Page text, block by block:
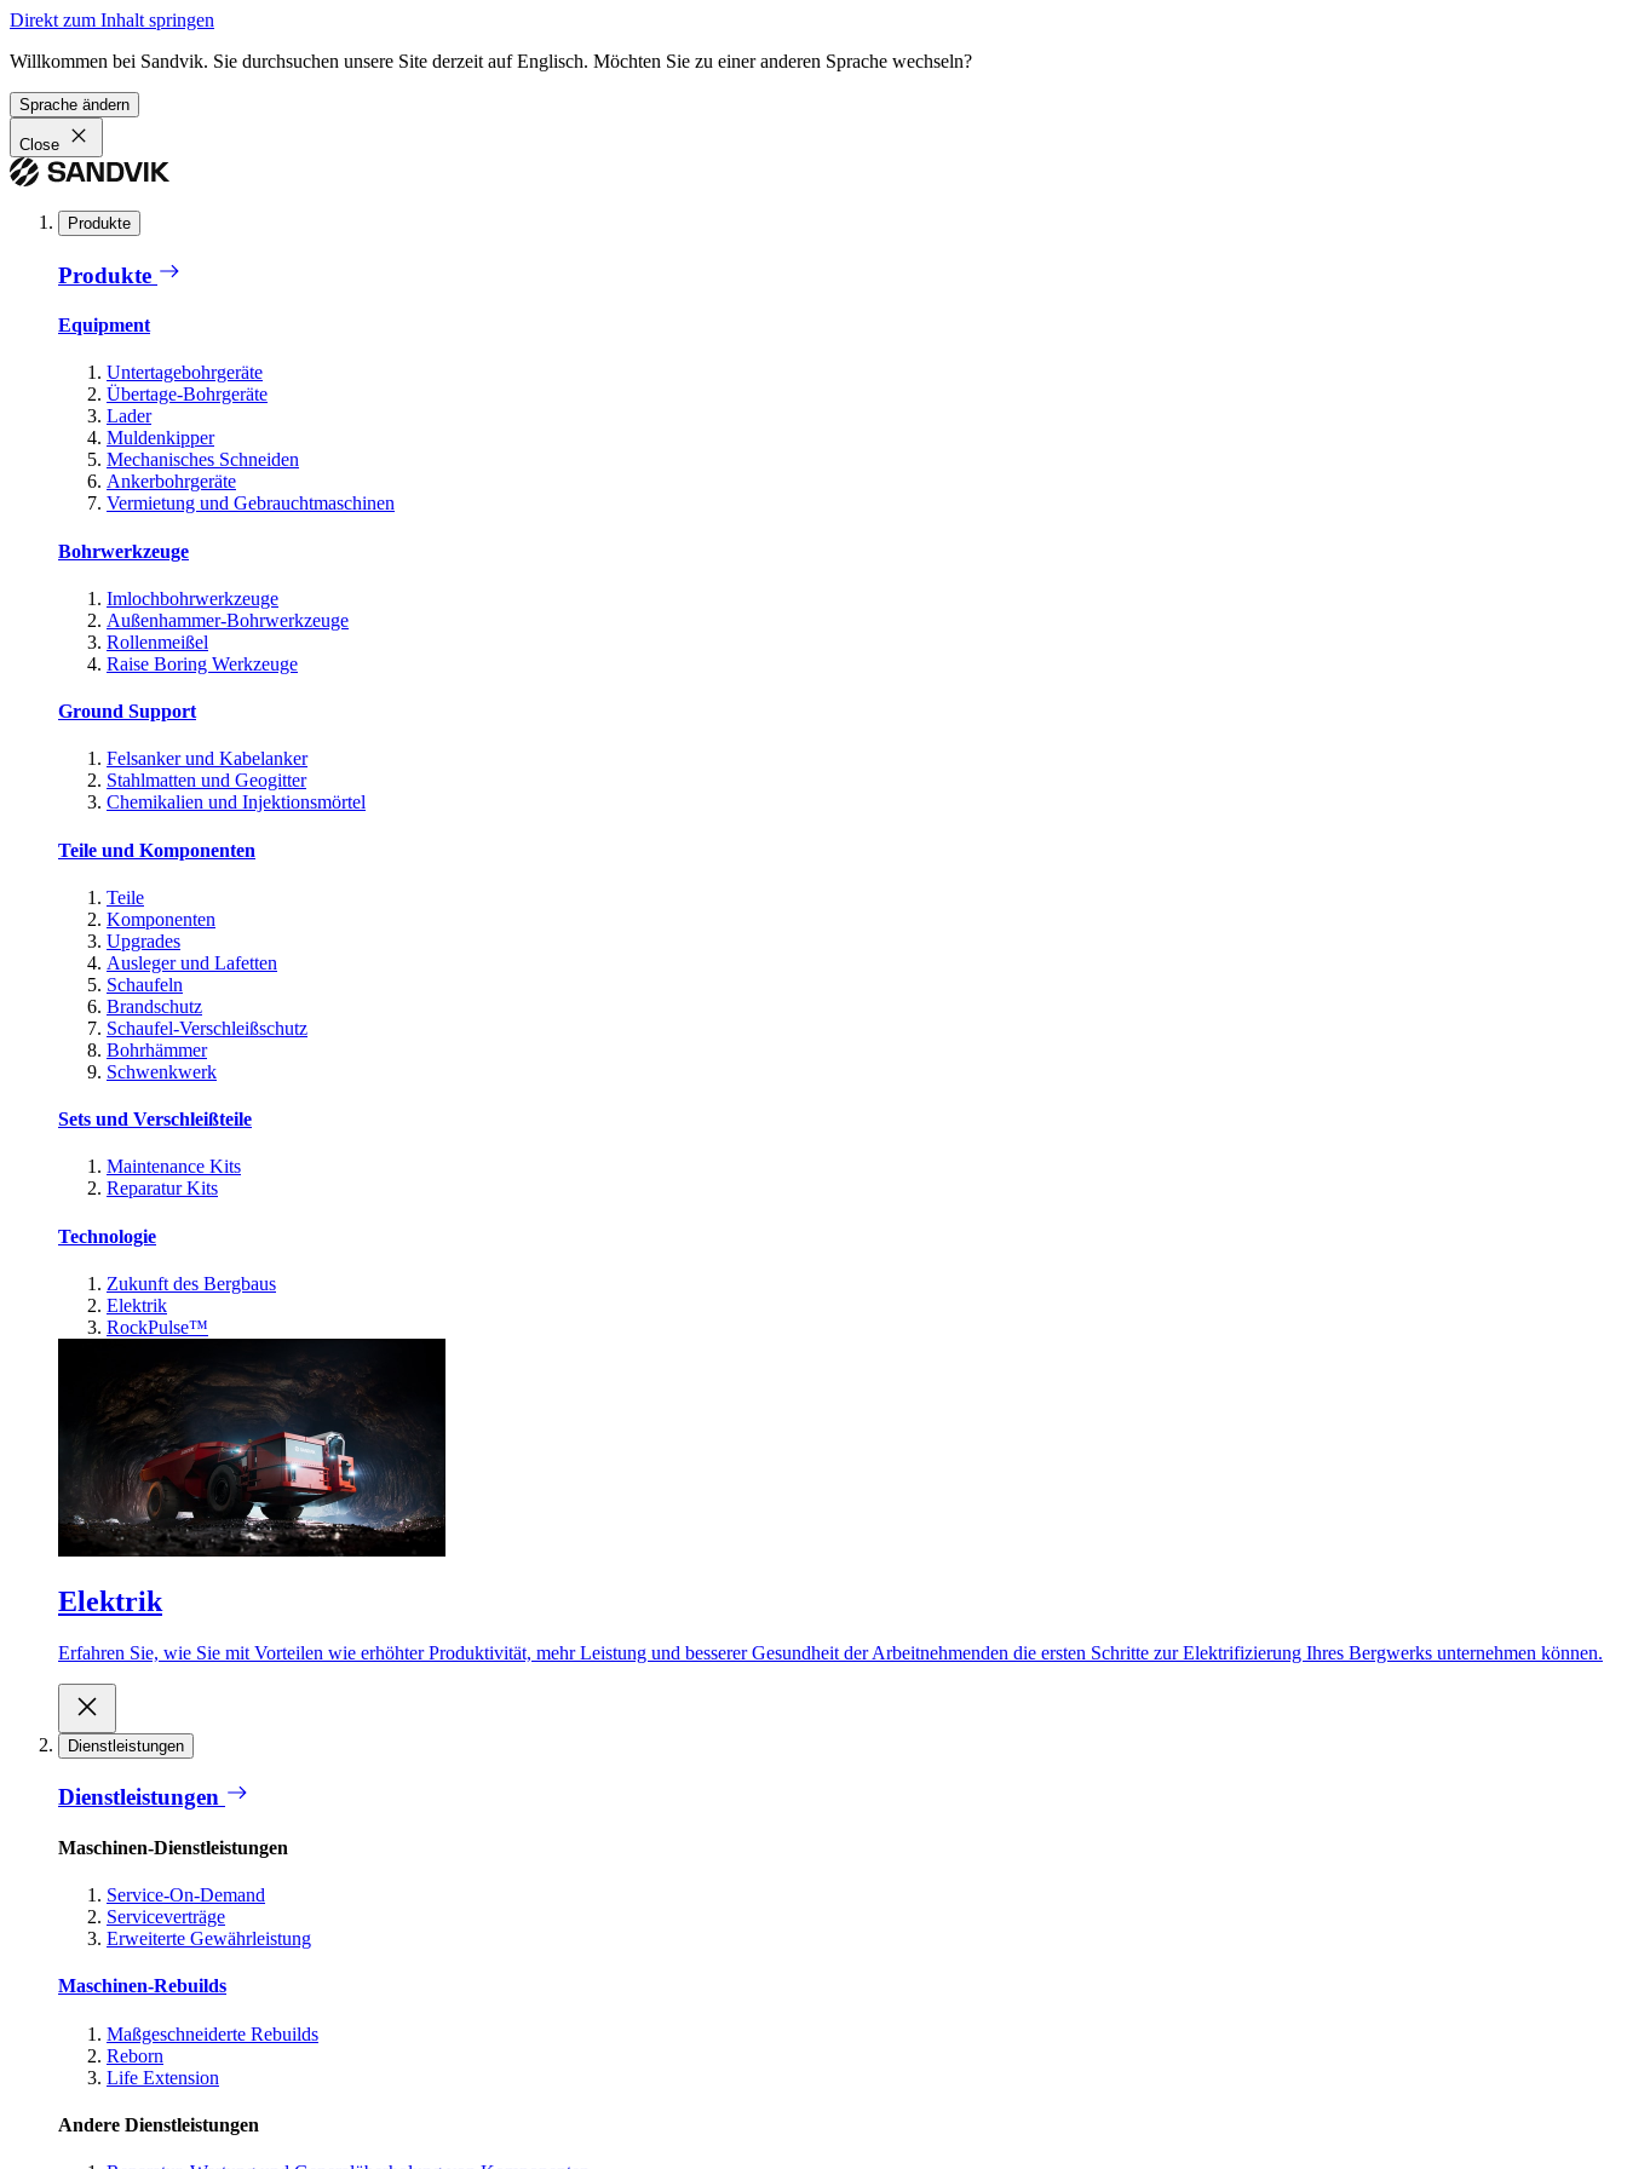
Direkt zum Inhalt springen
Willkommen bei Sandvik. Sie durchsuchen unsere Site derzeit auf Englisch. Möchten Sie zu einer anderen Sprache wechseln?
Sprache ändern
Close
Produkte
Produkte
Equipment
Untertagebohrgeräte
Übertage-Bohrgeräte
Lader
Muldenkipper
Mechanisches Schneiden
Ankerbohrgeräte
Vermietung und Gebrauchtmaschinen
Bohrwerkzeuge
Imlochbohrwerkzeuge
Außenhammer-Bohrwerkzeuge
Rollenmeißel
Raise Boring Werkzeuge
Ground Support
Felsanker und Kabelanker
Stahlmatten und Geogitter
Chemikalien und Injektionsmörtel
Teile und Komponenten
Teile
Komponenten
Upgrades
Ausleger und Lafetten
Schaufeln
Brandschutz
Schaufel-Verschleißschutz
Bohrhämmer
Schwenkwerk
Sets und Verschleißteile
Maintenance Kits
Reparatur Kits
Technologie
Zukunft des Bergbaus
Elektrik
RockPulse™
Elektrik
Erfahren Sie, wie Sie mit Vorteilen wie erhöhter Produktivität, mehr Leistung und besserer Gesundheit der Arbeitnehmenden die ersten Schritte zur Elektrifizierung Ihres Bergwerks unternehmen können.
Dienstleistungen
Dienstleistungen
Maschinen-Dienstleistungen
Service-On-Demand
Serviceverträge
Erweiterte Gewährleistung
Maschinen-Rebuilds
Maßgeschneiderte Rebuilds
Reborn
Life Extension
Andere Dienstleistungen